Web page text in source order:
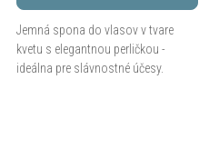
Jemná spona do vlasov v tvare
kvetu s elegantnou perličkou -
ideálna pre slávnostné účesy.